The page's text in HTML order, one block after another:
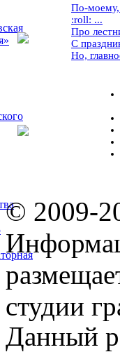
По-
:roll: ...
Про
С
Но,
© 2009-
студии
Данный